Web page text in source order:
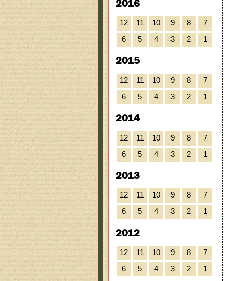
2016
12 11 10 9 8
7
6
5 4 3 2 1
2015
12 11 10 9 8
7
6
5 4 3 2 1
2014
12 11 10 9 8
7
6
5 4 3 2 1
2013
12 11 10 9 8
7
6
5 4 3 2 1
2012
12 11 10 9 8
7
6
5 4 3 2 1